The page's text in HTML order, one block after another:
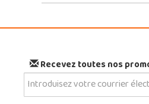
Recevez toutes nos